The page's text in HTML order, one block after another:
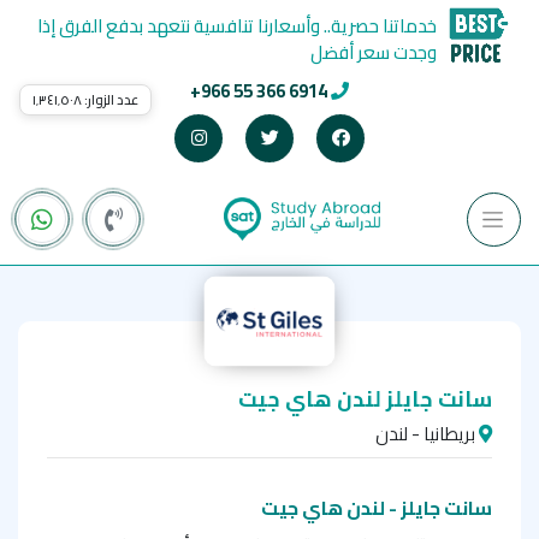
+966 55 366 6914
خدماتنا حصرية.. وأسعارنا تنافسية نتعهد بدفع الفرق إذا
وجدت سعر أفضل
عدد الزوار:١٬٣٤١٬٥٠٨
سانت جايلز لندن هاي جيت
بريطانيا - لندن
سانت جايلز - لندن هاي جيت